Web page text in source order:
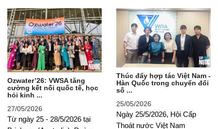
Ozwater’26: VWSA tăng
cường kết nối quốc tế, học
hỏi kinh ...
27/05/2026
Từ ngày 25 - 28/5/2026 tại
Thúc đẩy hợp tác Việt Nam -
Hàn Quốc trong chuyển đổi
số ...
25/05/2026
Ngày 25/5/2026, Hội Cấp
Thoát nước Việt Nam